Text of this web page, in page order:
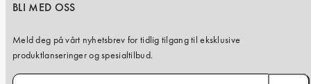
BLI MED OSS
Meld deg på vårt nyhetsbrev for tidlig tilgang til eksklusive
produktlanseringer og spesialtilbud.